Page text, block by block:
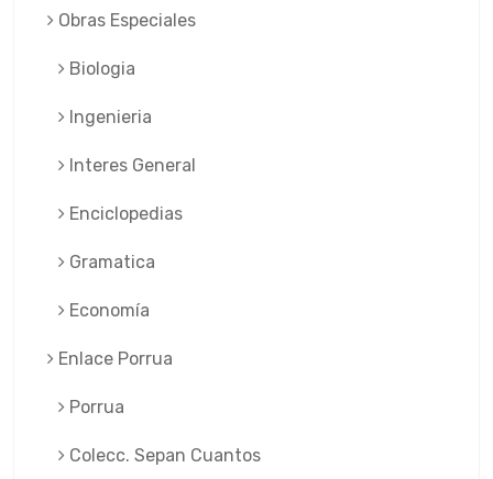
Obras Especiales
Biologia
Ingenieria
Interes General
Enciclopedias
Gramatica
Economía
Enlace Porrua
Porrua
Colecc. Sepan Cuantos